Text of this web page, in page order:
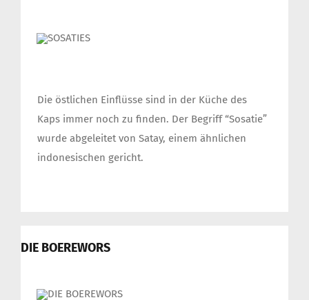
Die östlichen Einflüsse sind in der Küche des
Kaps immer noch zu finden. Der Begriff “Sosatie”
wurde abgeleitet von Satay, einem ähnlichen
indonesischen gericht.
DIE BOEREWORS